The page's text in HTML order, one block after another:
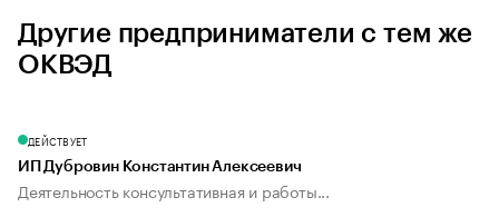
Другие предприниматели с тем же
ОКВЭД
ДЕЙСТВУЕТ
ИП Дубровин Константин Алексеевич
Деятельность консультативная и работы...